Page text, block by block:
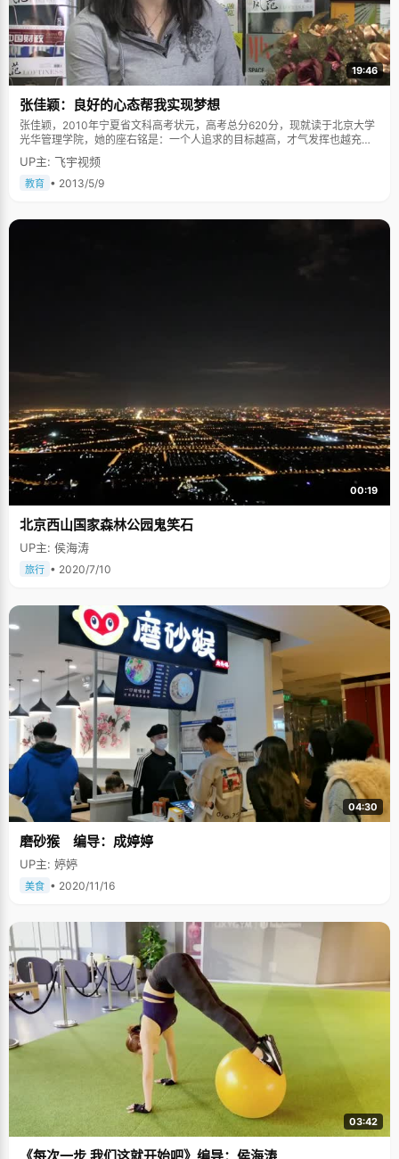
19:46
张佳颖：良好的心态帮我实现梦想
张佳颖，2010年宁夏省文科高考状元，高考总分620分，现就读于北京大学
光华管理学院，她的座右铭是：一个人追求的目标越高，才气发挥也越充
分。 性格直爽开朗的张佳颖爱好读书、打篮球、和一群朋友聚餐聊天，喜欢
读鲁迅和马尔克斯的书，相比高中生活，大学的生活让张佳颖觉得更加充
实，参加了很多课余的社会实践活动，帮助她成为一个更加完善的人。谈到
题，每天除了完成老师布置的作业之外，晚上还给自己安排了做数学题的任
务，高考前每天还会做2、3套数学卷子。 从生活中掌握知识 能"战胜"活泛的
新题型、从数万考生中脱颖而出，张佳颖自有一套"制胜秘诀"。在张佳颖看
来，学习没有捷径，成功最重要的秘诀在于踏实。刚刚升入初中时，因为基
础知识掌握不好，张佳颖的英语成绩相对较差，有时会拖总成绩的"后腿"，
为了把英语成绩赶上去，她将做错的题记在小本子上，走在路上也要翻出来
看看。时间转瞬即逝，三年后的今天，张佳颖的英语考出了136的高分。还
础知识，多练习，多巩固。 良好心态 源于父母的"赏识教育" 考第一是意料中
的事。"高中三年，她各方面表现得很突出，可从来没见她骄傲过，也没有焦
躁过，良好的心态是她成功的关键。" 张佳颖告诉记者，她的母亲是名教师，
父亲是工程师，她与父母之间更像是朋友，当她遇到难题时，父母会帮助她
容张佳颖和父母关系最恰当的词语，在张佳颖十多年的学生生涯中，父母从
未以长辈的身份要求张佳颖考多高的分数，制定多么详细的学习计划，这一
切都是张佳颖自己在做。张佳颖的妈妈说，"我们虽然不管佳颖的学习，但是
我们一直都很欣赏她，鼓励她，告诉她是最棒的、最强的。"
UP主: 飞宇视频
教育 • 2013/5/9
00:19
北京西山国家森林公园鬼笑石
UP主: 侯海涛
旅行 • 2020/7/10
04:30
磨砂猴 编导：成婷婷
UP主: 婷婷
美食 • 2020/11/16
03:42